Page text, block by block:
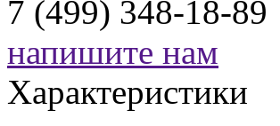
7 (499) 348-18-89
напишите нам
Характеристики